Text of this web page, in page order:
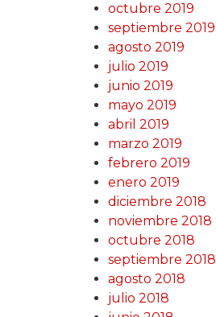
octubre 2019
septiembre 2019
agosto 2019
julio 2019
junio 2019
mayo 2019
abril 2019
marzo 2019
febrero 2019
enero 2019
diciembre 2018
noviembre 2018
octubre 2018
septiembre 2018
agosto 2018
julio 2018